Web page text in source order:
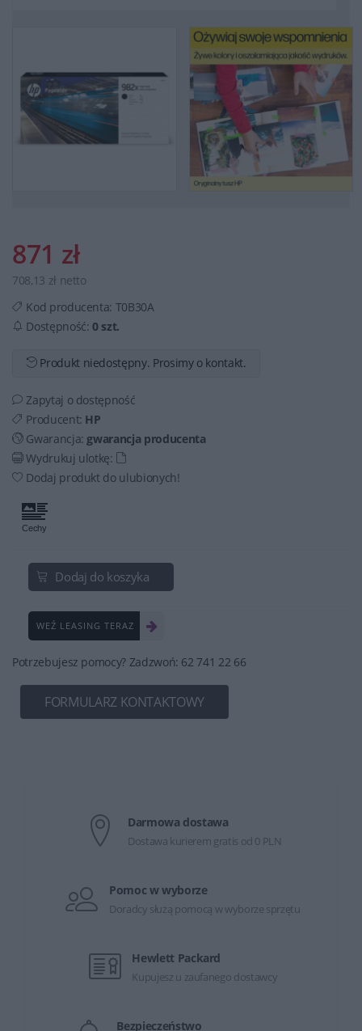
871 zł
708,13 zł netto
Kod producenta: T0B30A
Dostępność:0 szt.
Produkt niedostępny. Prosimy o kontakt.
Zapytaj o dostępność
Producent: HP
Gwarancja: gwarancja producenta
Wydrukuj ulotkę:
Dodaj produkt do ulubionych!
Dodaj do koszyka
WEŹ LEASING TERAZ
Potrzebujesz pomocy? Zadzwoń: 62 741 22 66
FORMULARZ KONTAKTOWY
Darmowa dostawa
Dostawa kurierem gratis od 0 PLN
Pomoc w wyborze
Doradcy służą pomocą w wyborze sprzętu
Hewlett Packard
Kupujesz u zaufanego dostawcy
Bezpieczeństwo